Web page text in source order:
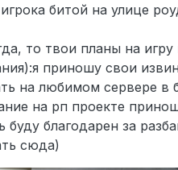
битой на улице
то твои планы на
приношу свои
на любимом сервере в
на рп проекте
благодарен за
сюда)